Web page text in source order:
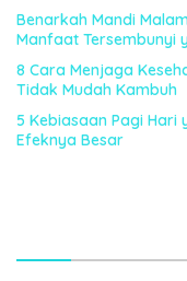
Benarkah Mandi
Manfaat Tersembunyi
8 Cara Menjaga
Tidak Mudah Kambuh
5 Kebiasaan Pagi Hari
Efeknya Besar